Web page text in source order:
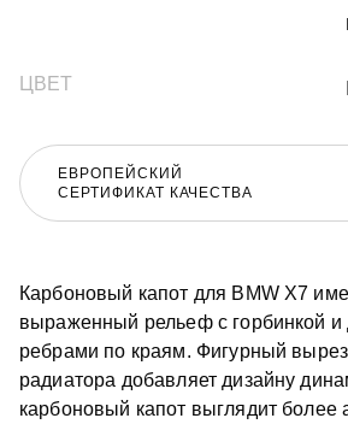
ЦВЕТ
ЕВРОПЕЙСКИЙ
СЕРТИФИКАТ КАЧЕСТВА
Карбоновый капот для BMW X7
выраженный рельеф с горбинкой
ребрами по краям. Фигурный
радиатора добавляет дизайну
карбоновый капот выглядит более